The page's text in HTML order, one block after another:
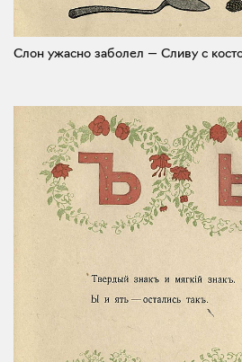
Слон ужасно заболел — Сливу с